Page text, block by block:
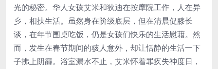
光的秘密。华人女孩艾米和狄迪在按摩院工作，人在异
乡，相扶生活。虽然身在阶级底层，但在清晨促膝长
谈，在年节围桌吃饭，仍是女孩们快乐的生活慰藉。然
而，发生在春节期间的骇人意外，却让恬静的生活一下
子拂上阴霾。浴室漏水不止，艾米怀着罪疚失神度日，